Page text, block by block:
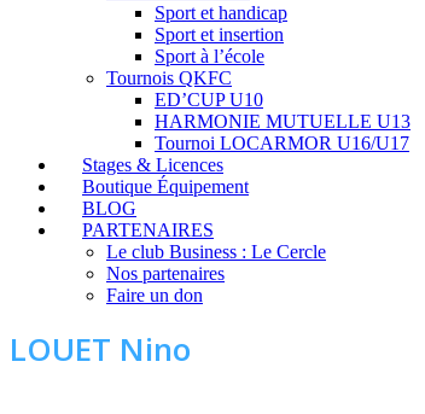
Sport et handicap
Sport et insertion
Sport à l’école
Tournois QKFC
ED’CUP U10
HARMONIE MUTUELLE U13
Tournoi LOCARMOR U16/U17
Stages & Licences
Boutique Équipement
BLOG
PARTENAIRES
Le club Business : Le Cercle
Nos partenaires
Faire un don
LOUET Nino